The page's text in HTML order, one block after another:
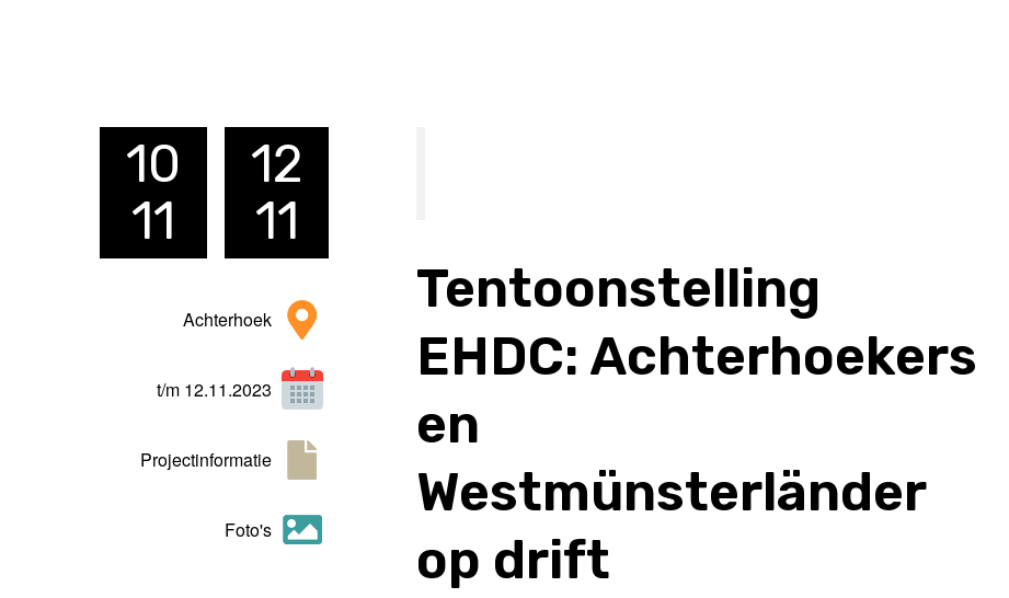
10
11
12
11
Achterhoek
t/m 12.11.2023
Projectinformatie
Foto's
Tentoonstelling
EHDC: Achterhoekers
en
Westmünsterländer
op drift